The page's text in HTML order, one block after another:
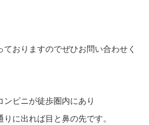
おりますのでぜひお問い合わせく
ビニが徒歩圏内にあり
に出れば目と鼻の先です。